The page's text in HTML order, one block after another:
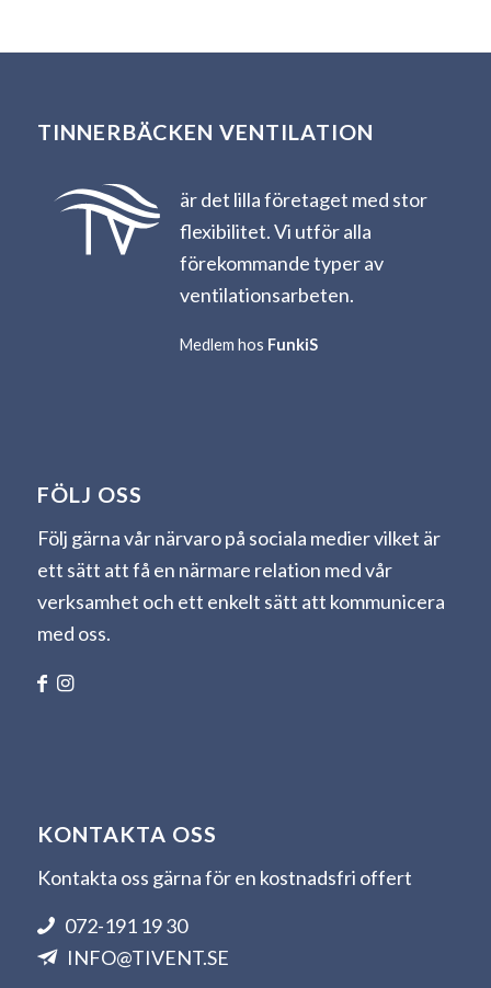
TINNERBÄCKEN VENTILATION
är det lilla företaget med stor
flexibilitet. Vi utför alla
förekommande typer av
ventilationsarbeten.
Medlem hos FunkiS
FÖLJ OSS
Följ gärna vår närvaro på sociala medier vilket är
ett sätt att få en närmare relation med vår
verksamhet och ett enkelt sätt att kommunicera
med oss.
KONTAKTA OSS
Kontakta oss gärna för en kostnadsfri offert
072-191 19 30
INFO@TIVENT.SE